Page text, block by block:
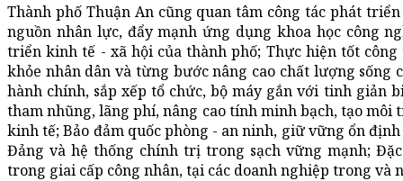
Thành phố Thuận An cũng quan tâm công tác phát
nguồn nhân lực, đẩy mạnh ứng dụng khoa học công
triển kinh tế - xã hội của thành phố; Thực hiện tốt công
khỏe nhân dân và từng bước nâng cao chất lượng sống
hành chính, sắp xếp tổ chức, bộ máy gắn với tinh giản
tham nhũng, lãng phí, nâng cao tính minh bạch, tạo
kinh tế; Bảo đảm quốc phòng - an ninh, giữ vững ổn
Đảng và hệ thống chính trị trong sạch vững mạnh;
trong giai cấp công nhân, tại các doanh nghiệp trong và